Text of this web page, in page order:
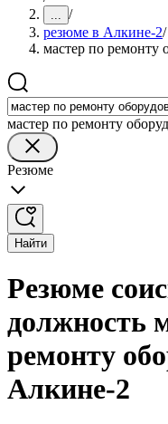
... /
резюме в Алкине-2/
мастер по ремонту
мастер по ремонту
Резюме
Найти
Резюме
должность
ремонту
Алкине-2